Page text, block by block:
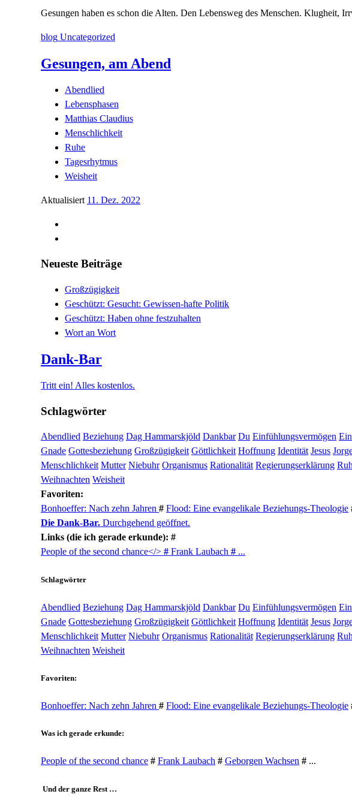
Gesungen haben es schon die Alten. Den Lebensweg des Menschen. Klugheit,
blog Uncategorized
Gesungen, am Abend
Abendlied
Lebensphasen
Matthias Claudius
Menschlichkeit
Ruhe
Tagesrhytmus
Weisheit
Aktualisiert 11. Dez. 2022
Neueste Beiträge
Großzügigkeit
Geschützt: Gesucht: Gewissen-hafte Politik
Geschützt: Haben ohne festzuhalten
Wort an Wort
Dank-Bar
Tritt ein! Alles kostenlos.
Schlagwörter
Abendlied Beziehung Dag Hammarskjöld Dankbar Du Einfühlungsvermögen
Gnade Gottesbeziehung Großzügigkeit Göttlichkeit Hoffnung Identität Jesus
Menschlichkeit Mutter Niebuhr Organismus Rationalität Regierungserklärung
Weihnachten Weisheit
Favoriten:
Bonhoeffer: Nach zehn Jahren # Flood: Eine evangelikale Beziehungs-Theologie
Die Dank-Bar. Durchgehend geöffnet.
Links (die ich gerade erkunde): #
People of the second chance</> # Frank Laubach # ...
Schlagwörter
Abendlied Beziehung Dag Hammarskjöld Dankbar Du Einfühlungsvermögen
Gnade Gottesbeziehung Großzügigkeit Göttlichkeit Hoffnung Identität Jesus
Menschlichkeit Mutter Niebuhr Organismus Rationalität Regierungserklärung
Weihnachten Weisheit
Favoriten:
Bonhoeffer: Nach zehn Jahren # Flood: Eine evangelikale Beziehungs-Theologie
Was ich gerade erkunde:
People of the second chance # Frank Laubach # Geborgen Wachsen # ...
Und der ganze Rest …